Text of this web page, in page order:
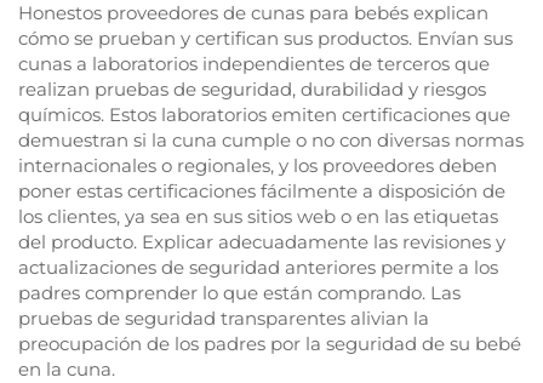
Honestos proveedores de cunas para bebés explican
cómo se prueban y certifican sus productos. Envían sus
cunas a laboratorios independientes de terceros que
realizan pruebas de seguridad, durabilidad y riesgos
químicos. Estos laboratorios emiten certificaciones que
demuestran si la cuna cumple o no con diversas normas
internacionales o regionales, y los proveedores deben
poner estas certificaciones fácilmente a disposición de
los clientes, ya sea en sus sitios web o en las etiquetas
del producto. Explicar adecuadamente las revisiones y
actualizaciones de seguridad anteriores permite a los
padres comprender lo que están comprando. Las
pruebas de seguridad transparentes alivian la
preocupación de los padres por la seguridad de su bebé
en la cuna.